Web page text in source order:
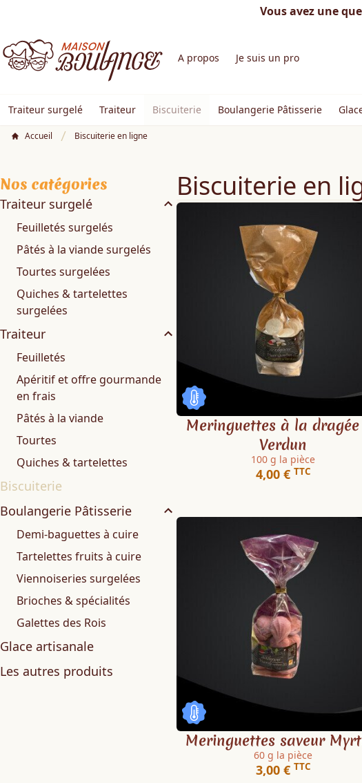
Vous avez une
A propos Je suis un pro
Traiteur surgelé Traiteur Biscuiterie Boulangerie Pâtisserie
Accueil Biscuiterie en ligne
Nos catégories
Traiteur surgelé
Feuilletés surgelés
Pâtés à la viande surgelés
Tourtes surgelées
Quiches & tartelettes
surgelées
Traiteur
Feuilletés
Apéritif et offre gourmande
en frais
Pâtés à la viande
Tourtes
Quiches & tartelettes
Biscuiterie
Boulangerie Pâtisserie
Demi-baguettes à cuire
Tartelettes fruits à cuire
Viennoiseries surgelées
Brioches & spécialités
Galettes des Rois
Glace artisanale
Les autres produits
Biscuiterie en
Meringuettes à la
Verdun
100 g la pièce
4,00 € TTC
Meringuettes saveur
60 g la pièce
3,00 € TTC